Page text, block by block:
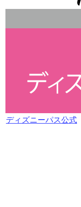
ディズニーパス公式